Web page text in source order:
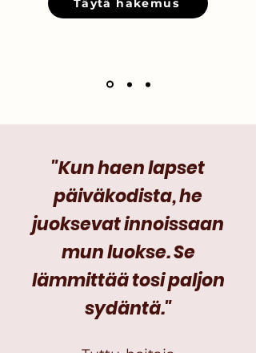
Täytä hakemus
"Kun haen lapset
päiväkodista, he
juoksevat innoissaan
mun luokse. Se
lämmittää tosi paljon
sydäntä."